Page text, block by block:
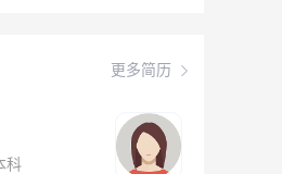
更多简历
科